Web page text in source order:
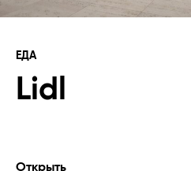
ЕДА
Lidl
Открыть